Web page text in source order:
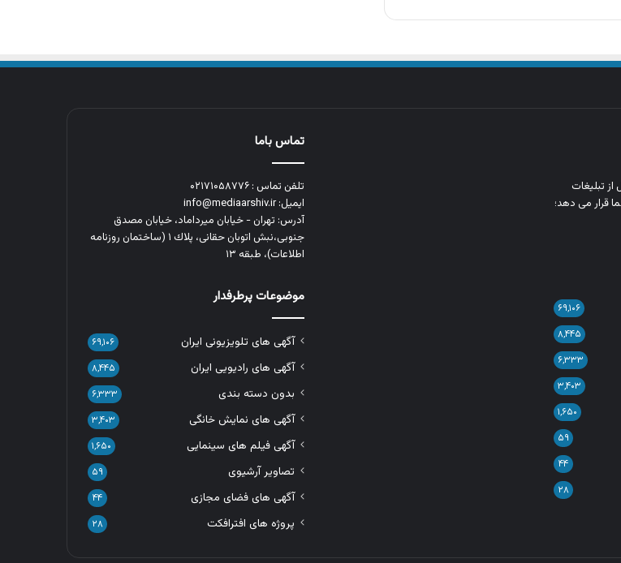
تبلیغات
قرار می‌ دهد؛
۶۹,۱۰۶
۸,۴۴۵
۶,۳۳۳
۳,۴۰۳
۱,۶۵۰
۵۹
۴۴
۲۸
تماس باما
تلفن تماس : ۰۲۱۷۱۰۵۸۷۷۶
ایمیل: info@mediaarshiv.ir
آدرس: تهران - خیابان میرداماد، خیابان مصدق
جنوبی،نبش اتوبان حقانی، پلاك ١ (ساختمان روزنامه
اطلاعات)، طبقه ۱۳
موضوعات پرطرفدار
آگهی های تلویزیونی ایران ۶۹,۱۰۶
آگهی های رادیویی ایران ۸,۴۴۵
بدون دسته بندی ۶,۳۳۳
آگهی های نمایش خانگی ۳,۴۰۳
آگهی فیلم های سینمایی ۱,۶۵۰
تصاویر آرشیوی ۵۹
آگهی های فضای مجازی ۴۴
پروژه های افترافکت ۲۸